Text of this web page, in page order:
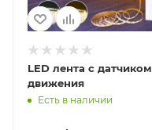
LED лента с датчиком
движения
Есть в наличии